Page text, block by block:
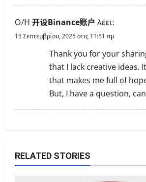
n
Ο/Η 开设Binance账户 λέει:
15 Σεπτεμβρίου, 2025 στις 11:51 πμ
Thank you for your
that I lack creative ideas.
that makes me full of
But, I have a question,
RELATED STORIES